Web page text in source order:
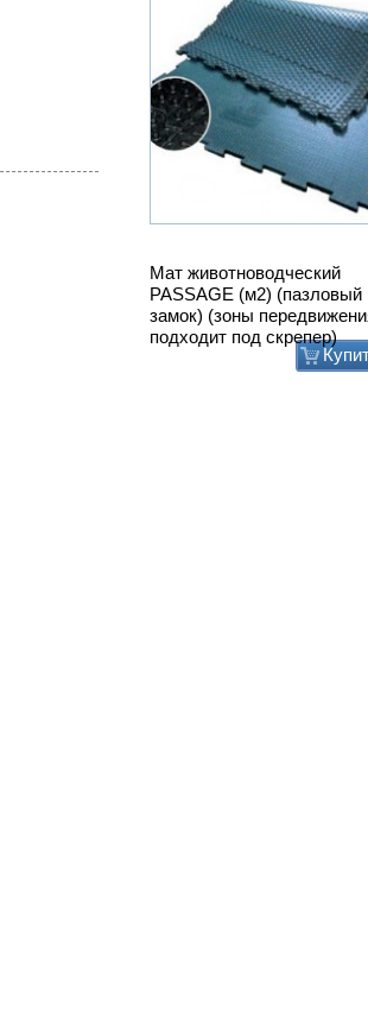
Мат животноводческий
PASSAGE (м2) (пазловый
замок) (зоны
подходит под скрепер)